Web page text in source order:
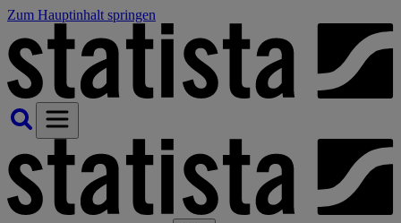
Zum Hauptinhalt springen